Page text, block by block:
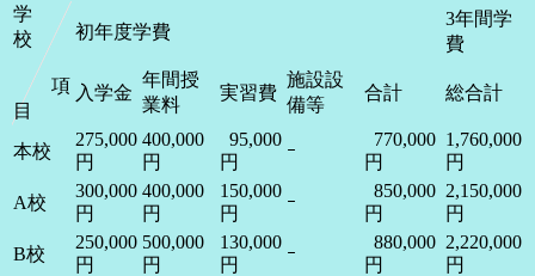
学
校
項
目
初年度学費
3年間学
費
入学金
年間授
業料
実習費
施設設
備等
合計 総合計
本校
275,000
円
400,000
円
95,000
円
ｰ
770,000
円
1,760,000
円
A校
300,000
円
400,000
円
150,000
円
ｰ
850,000
円
2,150,000
円
B校
250,000
円
500,000
円
130,000
円
ｰ
880,000
円
2,220,000
円